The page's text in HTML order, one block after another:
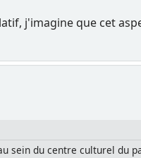
j'imagine que cet
du centre culturel du